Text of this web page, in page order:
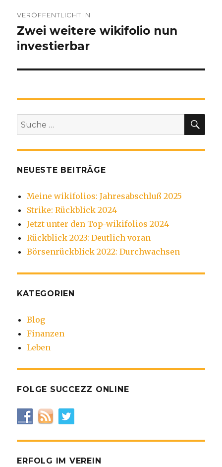
VERÖFFENTLICHT IN
Zwei weitere wikifolio nun
investierbar
Suche
nach:
NEUESTE BEITRÄGE
Meine wikifolios: Jahresabschluß 2025
Strike: Rückblick 2024
Jetzt unter den Top-wikifolios 2024
Rückblick 2023: Deutlich voran
Börsenrückblick 2022: Durchwachsen
KATEGORIEN
Blog
Finanzen
Leben
FOLGE SUCCEZZ ONLINE
ERFOLG IM VEREIN